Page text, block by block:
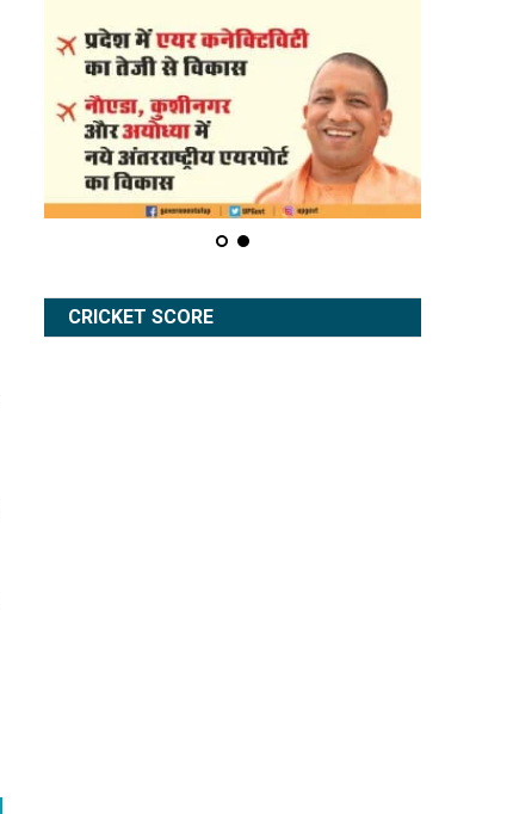
CRICKET SCORE